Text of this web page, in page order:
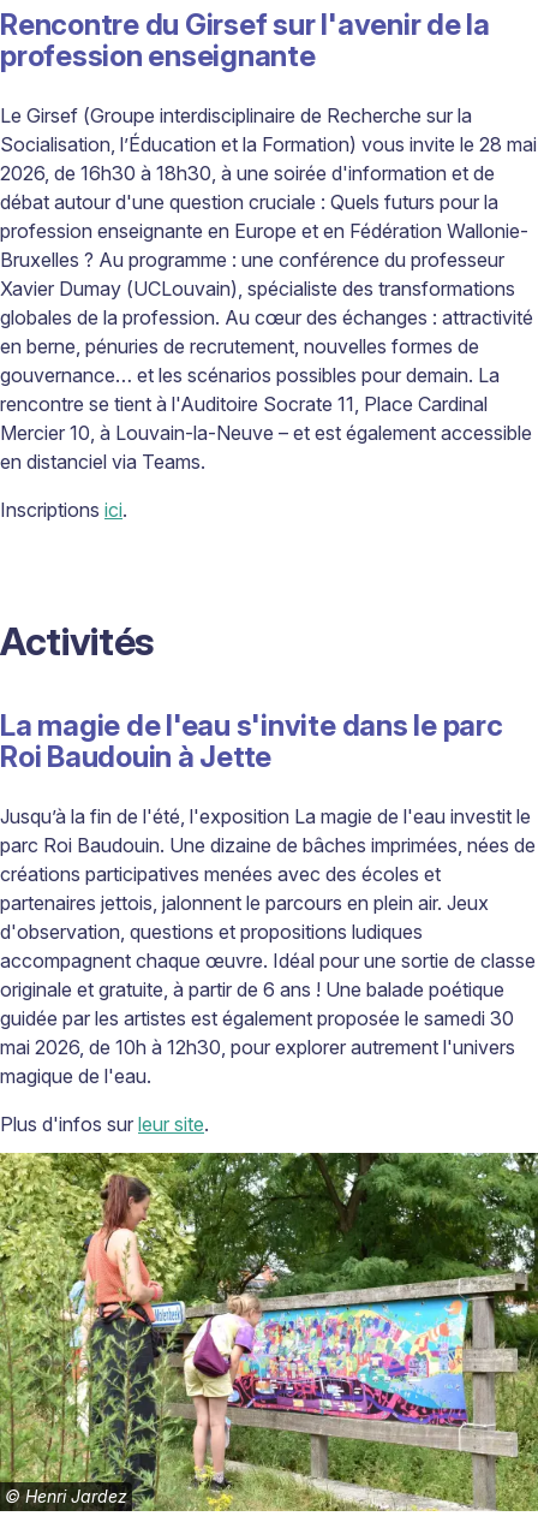
Rencontre du Girsef sur l'avenir de la
profession enseignante
Le Girsef (Groupe interdisciplinaire de Recherche sur la
Socialisation, l’Éducation et la Formation) vous invite le 28 mai
2026, de 16h30 à 18h30, à une soirée d'information et de
débat autour d'une question cruciale : Quels futurs pour la
profession enseignante en Europe et en Fédération Wallonie-
Bruxelles ? Au programme : une conférence du professeur
Xavier Dumay (UCLouvain), spécialiste des transformations
globales de la profession. Au cœur des échanges : attractivité
en berne, pénuries de recrutement, nouvelles formes de
gouvernance… et les scénarios possibles pour demain. La
rencontre se tient à l'Auditoire Socrate 11, Place Cardinal
Mercier 10, à Louvain-la-Neuve – et est également accessible
en distanciel via Teams.
Inscriptions ici.
Activités
La magie de l'eau s'invite dans le parc
Roi Baudouin à Jette
Jusqu’à la fin de l'été, l'exposition La magie de l'eau investit le
parc Roi Baudouin. Une dizaine de bâches imprimées, nées de
créations participatives menées avec des écoles et
partenaires jettois, jalonnent le parcours en plein air. Jeux
d'observation, questions et propositions ludiques
accompagnent chaque œuvre. Idéal pour une sortie de classe
originale et gratuite, à partir de 6 ans ! Une balade poétique
guidée par les artistes est également proposée le samedi 30
mai 2026, de 10h à 12h30, pour explorer autrement l'univers
magique de l'eau.
Plus d'infos sur leur site.
©Henri Jardez